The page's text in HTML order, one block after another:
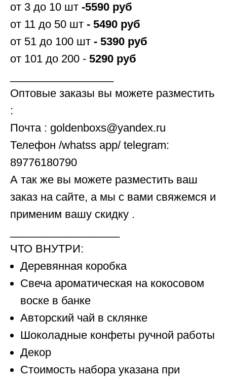
от 3 до 10 шт -5590 руб
от 11 до 50 шт - 5490 руб
от 51 до 100 шт - 5390 руб
от 101 до 200 - 5290 руб
Оптовые заказы вы можете разместить
:
Почта : goldenboxs@yandex.ru
Телефон /whatss app/ telegram:
89776180790
А так же вы можете разместить ваш
заказ на сайте, а мы с вами свяжемся и
применим вашу скидку .
ЧТО ВНУТРИ:
Деревянная коробка
Свеча ароматическая на кокосовом
воске в банке
Авторский чай в склянке
Шоколадные конфеты ручной работы
Декор
Стоимость набора указана при